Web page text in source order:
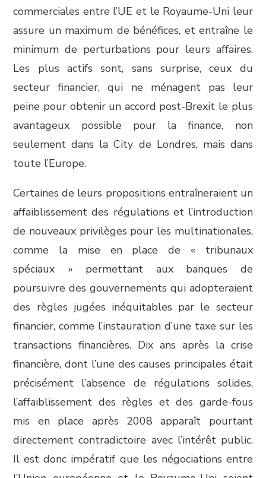
commerciales entre l’UE et le Royaume-Uni leur
assure un maximum de bénéfices, et entraîne le
minimum de perturbations pour leurs affaires.
Les plus actifs sont, sans surprise, ceux du
secteur financier, qui ne ménagent pas leur
peine pour obtenir un accord post-Brexit le plus
avantageux possible pour la finance, non
seulement dans la City de Londres, mais dans
toute l’Europe.
Certaines de leurs propositions entraîneraient un
affaiblissement des régulations et l’introduction
de nouveaux privilèges pour les multinationales,
comme la mise en place de « tribunaux
spéciaux » permettant aux banques de
poursuivre des gouvernements qui adopteraient
des règles jugées inéquitables par le secteur
financier, comme l’instauration d’une taxe sur les
transactions financières. Dix ans après la crise
financière, dont l’une des causes principales était
précisément l’absence de régulations solides,
l’affaiblissement des règles et des garde-fous
mis en place après 2008 apparaît pourtant
directement contradictoire avec l’intérêt public.
Il est donc impératif que les négociations entre